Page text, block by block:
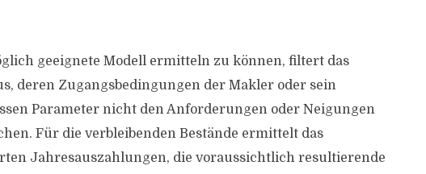
geeignete Modell ermitteln zu können, filtert das
deren Zugangsbedingungen der Makler oder sein
Parameter nicht den Anforderungen oder Neigungen
Für die verbleibenden Bestände ermittelt das
Jahresauszahlungen, die voraussichtlich resultierende